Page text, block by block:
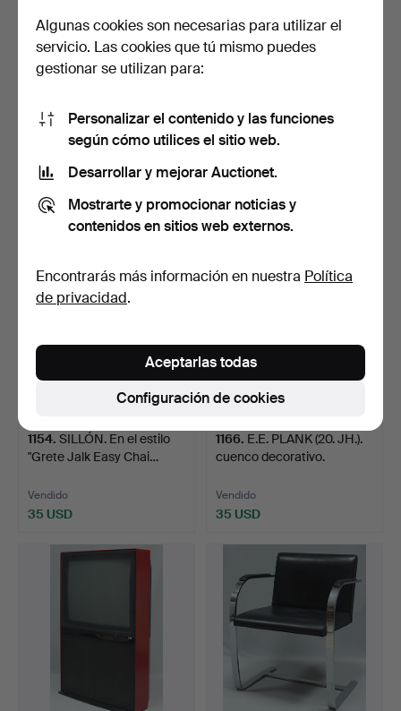
DE SEDE
giratoria con re…
Vendido
87 USD
1153. SILLA INFANTIL
53 USD
1154. SILLÓN. En el estilo
"Grete Jalk Easy Chai…
Vendido
35 USD
1166. E.E. PLANK (20. JH.).
cuenco decorativo.
Vendido
35 USD
Algunas cookies son necesarias para utilizar el
servicio. Las cookies que tú mismo puedes
gestionar se utilizan para:
Personalizar el contenido y las funciones
según cómo utilices el sitio web.
Desarrollar y mejorar Auctionet.
Mostrarte y promocionar noticias y
contenidos en sitios web externos.
Encontrarás más información en nuestra Política
de privacidad.
Configuración de cookies
Aceptarlas todas